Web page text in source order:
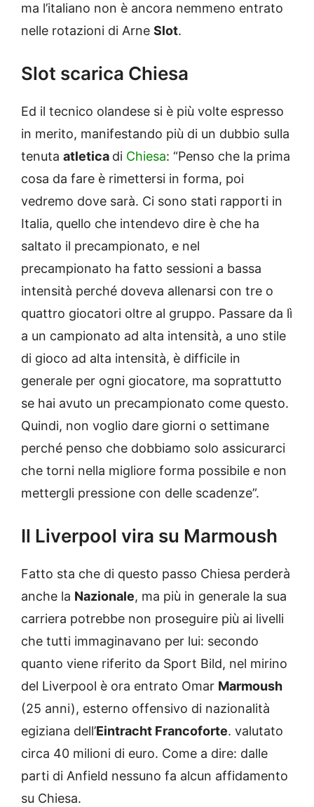
ma l’italiano non è ancora nemmeno entrato
nelle rotazioni di Arne Slot.
Slot scarica Chiesa
Ed il tecnico olandese si è più volte espresso
in merito, manifestando più di un dubbio sulla
tenuta atletica di Chiesa: “Penso che la prima
cosa da fare è rimettersi in forma, poi
vedremo dove sarà. Ci sono stati rapporti in
Italia, quello che intendevo dire è che ha
saltato il precampionato, e nel
precampionato ha fatto sessioni a bassa
intensità perché doveva allenarsi con tre o
quattro giocatori oltre al gruppo. Passare da lì
a un campionato ad alta intensità, a uno stile
di gioco ad alta intensità, è difficile in
generale per ogni giocatore, ma soprattutto
se hai avuto un precampionato come questo.
Quindi, non voglio dare giorni o settimane
perché penso che dobbiamo solo assicurarci
che torni nella migliore forma possibile e non
mettergli pressione con delle scadenze”.
Il Liverpool vira su Marmoush
Fatto sta che di questo passo Chiesa perderà
anche la Nazionale, ma più in generale la sua
carriera potrebbe non proseguire più ai livelli
che tutti immaginavano per lui: secondo
quanto viene riferito da Sport Bild, nel mirino
del Liverpool è ora entrato Omar Marmoush
(25 anni), esterno offensivo di nazionalità
egiziana dell’Eintracht Francoforte. valutato
circa 40 milioni di euro. Come a dire: dalle
parti di Anfield nessuno fa alcun affidamento
su Chiesa.